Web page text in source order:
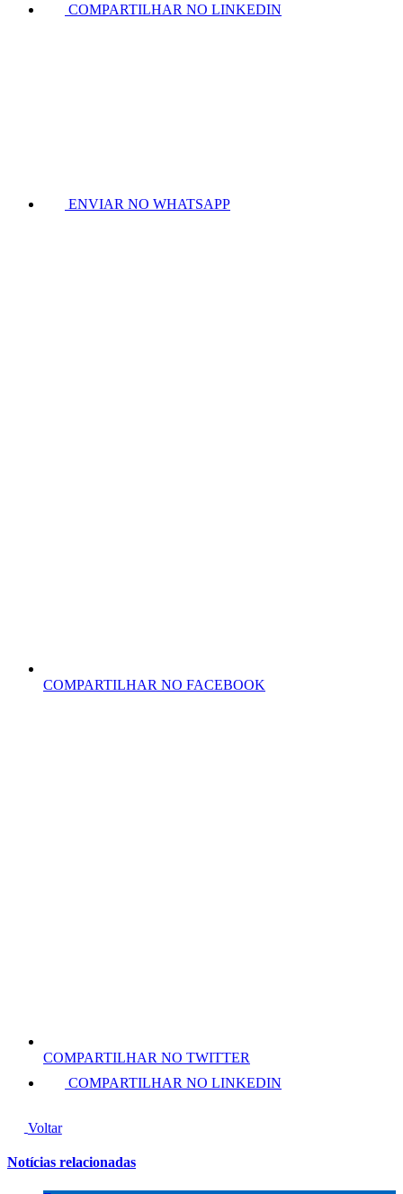
COMPARTILHAR NO LINKEDIN
ENVIAR NO WHATSAPP
COMPARTILHAR NO FACEBOOK
COMPARTILHAR NO TWITTER
COMPARTILHAR NO LINKEDIN
Voltar
Notícias relacionadas